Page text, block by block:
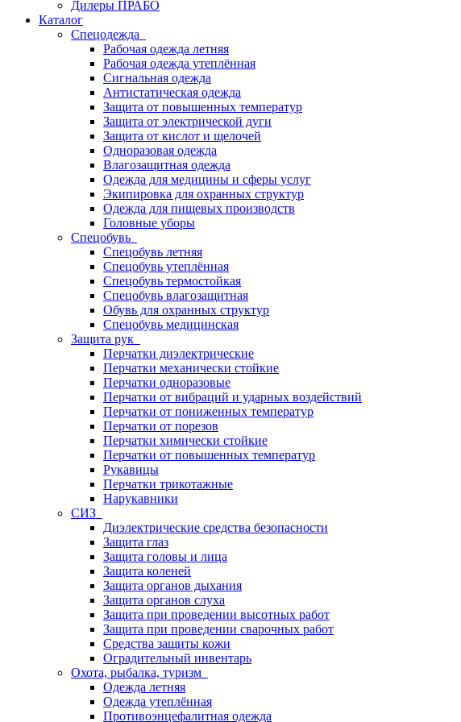
Дилеры ПРАБО
Каталог
Спецодежда
Рабочая одежда летняя
Рабочая одежда утеплённая
Сигнальная одежда
Антистатическая одежда
Защита от повышенных температур
Защита от электрической дуги
Защита от кислот и щелочей
Одноразовая одежда
Влагозащитная одежда
Одежда для медицины и сферы услуг
Экипировка для охранных структур
Одежда для пищевых производств
Головные уборы
Спецобувь
Спецобувь летняя
Спецобувь утеплённая
Спецобувь термостойкая
Спецобувь влагозащитная
Обувь для охранных структур
Спецобувь медицинская
Защита рук
Перчатки диэлектрические
Перчатки механически стойкие
Перчатки одноразовые
Перчатки от вибраций и ударных воздействий
Перчатки от пониженных температур
Перчатки от порезов
Перчатки химически стойкие
Перчатки от повышенных температур
Рукавицы
Перчатки трикотажные
Нарукавники
СИЗ
Диэлектрические средства безопасности
Защита глаз
Защита головы и лица
Защита коленей
Защита органов дыхания
Защита органов слуха
Защита при проведении высотных работ
Защита при проведении сварочных работ
Средства защиты кожи
Оградительный инвентарь
Охота, рыбалка, туризм
Одежда летняя
Одежда утеплённая
Противоэнцефалитная одежда